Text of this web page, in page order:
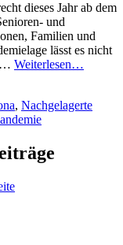
dieses Jahr ab dem
und
Familien und
lässt es nicht
Weiterlesen…
, Nachgelagerte